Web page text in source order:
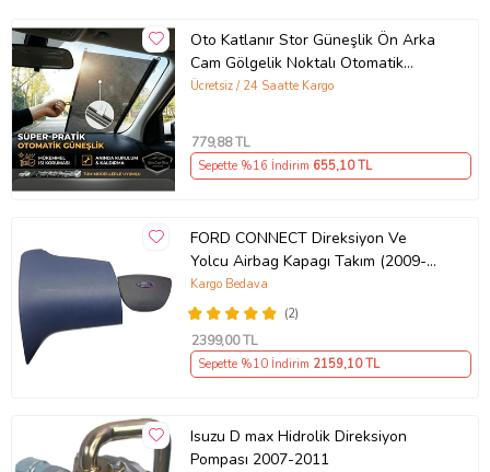
Oto Katlanır Stor Güneşlik Ön Arka
Cam Gölgelik Noktalı Otomatik
Sürgülü Güneş Koruyucu Araba Suv
Ücretsiz / 24 Saatte Kargo
779,88 TL
Sepette %16 İndirim 655,10 TL
FORD CONNECT Direksiyon Ve
Yolcu Airbag Kapagı Takım (2009-
2014) İthal Üretim
(2)
Kargo Bedava
2399,00 TL
Sepette %10 İndirim 2159,10 TL
Isuzu D max Hidrolik Direksiyon
Pompası 2007-2011